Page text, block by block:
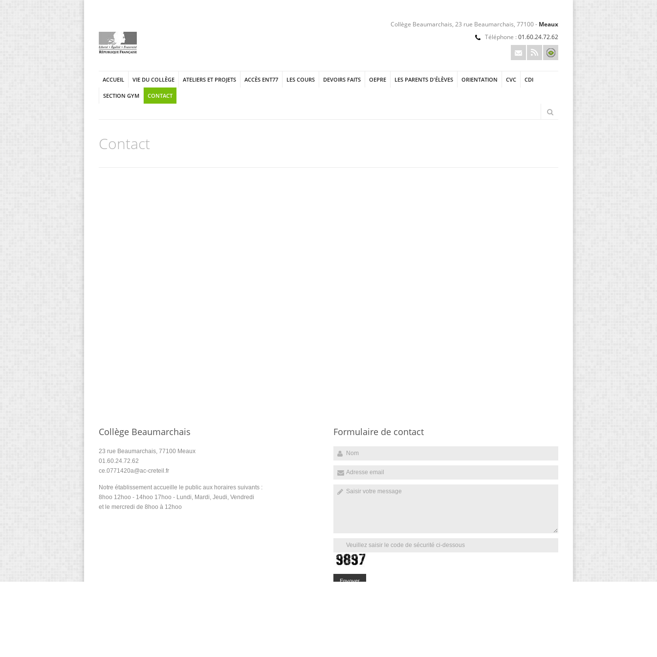
Collège Beaumarchais, 23 rue Beaumarchais, 77100 - Meaux
Téléphone : 01.60.24.72.62
ACCUEIL VIE DU COLLÈGE ATELIERS ET PROJETS ACCÈS ENT77 LES COURS DEVOIRS FAITS OEPRE LES PARENTS D'ÉLÈVES ORIENTATION CVC CDI
SECTION GYM CONTACT
Contact
Collège Beaumarchais
23 rue Beaumarchais, 77100 Meaux
01.60.24.72.62
ce.0771420a@ac-creteil.fr
Notre établissement accueille le public aux horaires suivants :
8hoo 12hoo - 14hoo 17hoo - Lundi, Mardi, Jeudi, Vendredi
et le mercredi de 8hoo à 12hoo
Formulaire de contact
Envoyer